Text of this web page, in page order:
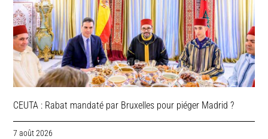
CEUTA : Rabat mandaté par Bruxelles pour piéger Madrid ?
7 août 2026